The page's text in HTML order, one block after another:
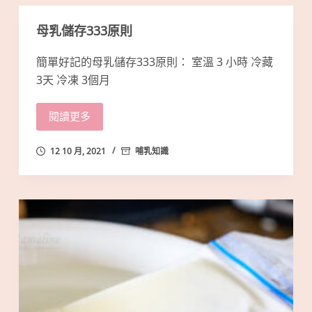
母乳儲存333原則
簡單好記的母乳儲存333原則： 室溫 3 小時 冷藏
3天 冷凍 3個月
閱讀更多
12 10 月, 2021 哺乳知識